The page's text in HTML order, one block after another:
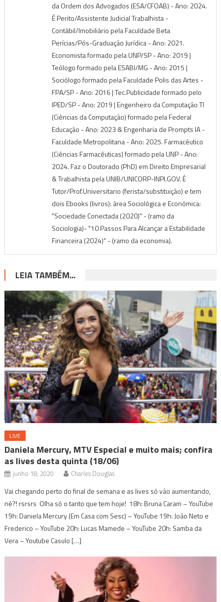
da Ordem dos Advogados (ESA/CFOAB) - Ano: 2024.
É Perito/Assistente Judicial Trabalhista -
Contábil/Imobiliário pela Faculdade Beta
Perícias/Pós-Graduação Jurídica - Ano: 2021.
Economista formado pela UNP/SP - Ano: 2019 |
Teólogo formado pela ESABI/MG - Ano: 2015 |
Sociólogo formado pela Faculdade Polis das Artes -
FPA/SP - Ano: 2016 | Tec.Publicidade formado pelo
IPED/SP - Ano: 2019 | Engenheiro da Computação TI
(Ciências da Computação) formado pela Federal
Educação - Ano: 2023 & Engenharia de Prompts IA -
Faculdade Metropolitana - Ano: 2025. Farmacêutico
(Ciências Farmacêuticas) formado pela UNP - Ano:
2024. Faz o Doutorado (PhD) em Direito Empresarial
& Trabalhista pela UNIB/UNICORP-INPI.GOV. É
Tutor/Prof.Universitario (ferista/substituição) e tem
dois Ebooks (livros): área Sociológica e Econômica:
"Sociedade Conectada (2020)" - (ramo da
Sociologia)- "10 Passos Para Alcançar a Estabilidade
Financeira (2024)" - (ramo da economia).
LEIA TAMBÉM...
LIVE
Daniela Mercury, MTV Especial e muito mais; confira
as lives desta quinta (18/06)
junho 18, 2020 Charles Douglas
Vai chegando perto do final de semana e as lives só vão aumentando,
né?! rsrsrs Olha só o tanto que tem hoje! 18h: Bruna Caram – YouTube
19h: Daniela Mercury (Em Casa com Sesc) – YouTube 19h: João Neto e
Frederico – YouTube 20h: Lucas Mamede – YouTube 20h: Samba da
Vera – Youtube Casulo […]